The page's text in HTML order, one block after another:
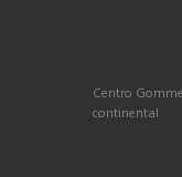
Centro
continental